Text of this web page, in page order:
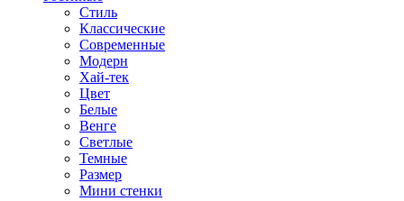
Стиль
Классические
Современные
Модерн
Хай-тек
Цвет
Белые
Венге
Светлые
Темные
Размер
Мини стенки